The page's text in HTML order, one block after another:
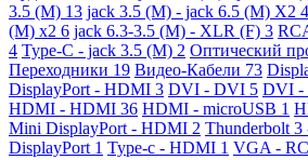
3.5 (M) 13 jack 3.5 (M) - jack 6.5 (M) X2 4
(M) x2 6 jack 6.3-3.5 (M) - XLR (F) 3
4 Type-C - jack 3.5 (M) 2 Оптический
Переходники 19 Видео-Кабели 73
DisplayPort - HDMI 3 DVI - DVI 5 DVI -
HDMI - HDMI 36 HDMI - microUSB 1
Mini DisplayPort - HDMI 2 Thunderbolt
DisplayPort 1 Type-c - HDMI 1 VGA -